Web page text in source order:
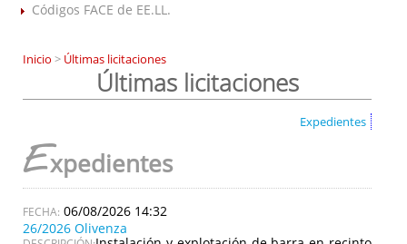
Códigos FACE de EE.LL.
Inicio > Últimas licitaciones
Últimas licitaciones
Expedientes
Expedientes
06/08/2026 14:32
26/2026 Olivenza